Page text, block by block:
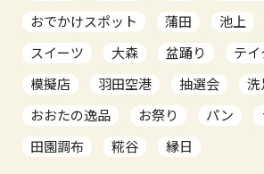
おでかけスポット
蒲田 池上
スイーツ
大森 盆踊り
テイ
模擬店
羽田空港 抽選会
洗
おおたの逸品
お祭り パン
田園調布
糀谷 縁日